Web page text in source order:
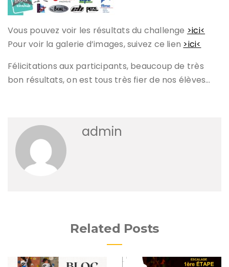
Vous pouvez voir les résultats du challenge >ici<
Pour voir la galerie d’images, suivez ce lien >ici<
Félicitations aux participants, beaucoup de très
bon résultats, on est tous très fier de nos élèves…
admin
Related Posts